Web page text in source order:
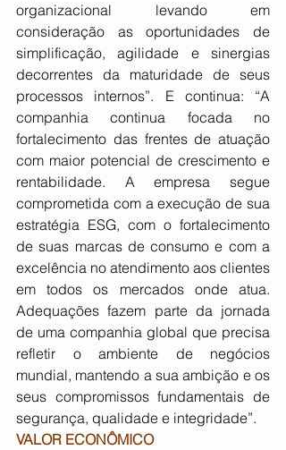
organizacional levando em
consideração as oportunidades de
simplificação, agilidade e sinergias
decorrentes da maturidade de seus
processos internos”. E continua: “A
companhia continua focada no
fortalecimento das frentes de atuação
com maior potencial de crescimento e
rentabilidade. A empresa segue
comprometida com a execução de sua
estratégia ESG, com o fortalecimento
de suas marcas de consumo e com a
excelência no atendimento aos clientes
em todos os mercados onde atua.
Adequações fazem parte da jornada
de uma companhia global que precisa
refletir o ambiente de negócios
mundial, mantendo a sua ambição e os
seus compromissos fundamentais de
segurança, qualidade e integridade”.
VALOR ECONÔMICO